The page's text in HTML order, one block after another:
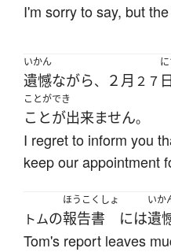
I'm sorry to say, but
いかん
遺憾ながら、 ２月 ２７ 日
ことができ
ことが出来ません。
I regret to inform you
keep our appointment
トムの
ほうこくしょ
報告書 には
いか
遺
Tom's report leaves